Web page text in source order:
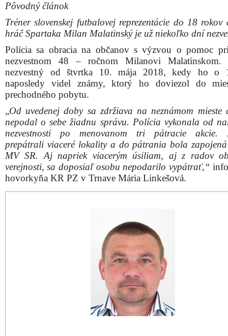
Pôvodný článok
Tréner slovenskej futbalovej reprezentácie do 18 rokov
hráč Spartaka Milan Malatinský je už niekoľko dní
Polícia sa obracia na občanov s výzvou o pomoc
nezvestnom 48 – ročnom Milanovi
nezvestný od štvrtka 10. mája 2018, kedy ho o
naposledy videl známy, ktorý ho doviezol do
prechodného pobytu.
„Od uvedenej doby sa zdržiava na neznámom mieste
nepodal o sebe žiadnu správu. Polícia vykonala od
nezvestnosti po menovanom tri pátracie akcie.
prepátrali viaceré lokality a do pátrania bola
MV SR. Aj napriek viacerým úsiliam, aj z radov
verejnosti, sa doposiaľ osobu nepodarilo vypátrať,“
hovorkyňa KR PZ v Trnave Mária Linkešová.